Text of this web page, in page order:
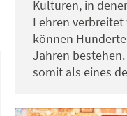
Kulturen, in
Lehren
können
Jahren
somit als eines